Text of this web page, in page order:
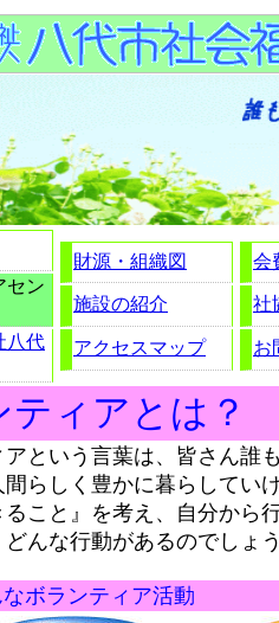
セン
八代
財源・組織図
施設の紹介
アクセスマップ
会
社
お
ティアとは？
という言葉は、皆さん誰
間らしく豊かに暮らしてい
ること』を考え、自分か
どんな行動があるのでしょ
ボランティア活動